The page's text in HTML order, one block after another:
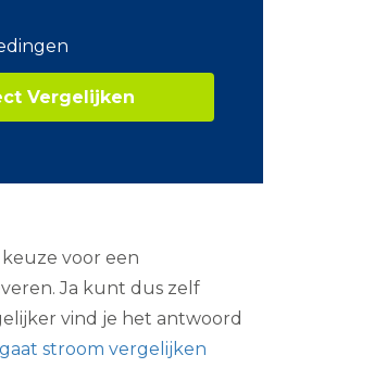
Vergelijken
voor een
Ja kunt dus zelf
vind je het antwoord
stroom vergelijken